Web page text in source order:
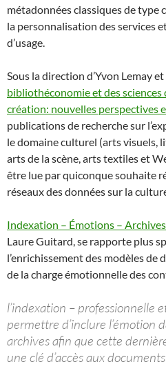
métadonnées classiques de
la personnalisation des services
d’usage.
Sous la direction d’Yvon Lemay
bibliothéconomie et des sciences
création: nouvelles perspectives
publications de recherche sur
le domaine culturel (arts visuels,
arts de la scène, arts textiles et
être lue par quiconque souhaite
réseaux des données sur la
Indexation – Émotions – Archives
Laure Guitard, se rapporte plus
l’enrichissement des modèles
de la charge émotionnelle des
l’indexation – professionnelle
permettre d’inclure l’émotion
archives afin que cette
une clé d’accès aux documents